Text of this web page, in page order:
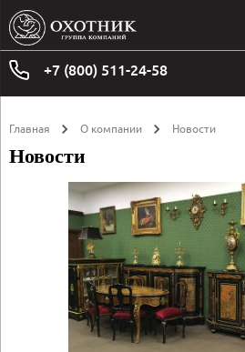
+7 (800) 511-24-58
Главная О компании Новости
Новости